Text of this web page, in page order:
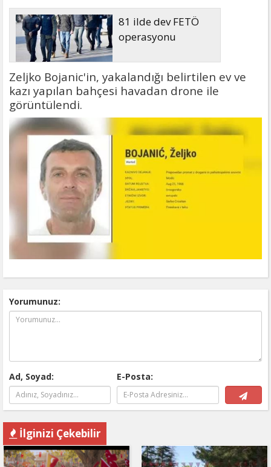
81 ilde dev FETÖ
operasyonu
Zeljko Bojanic'in, yakalandığı belirtilen ev ve
kazı yapılan bahçesi havadan drone ile
görüntülendi.
Yorumunuz:
Ad, Soyad: E-Posta:
İlginizi Çekebilir